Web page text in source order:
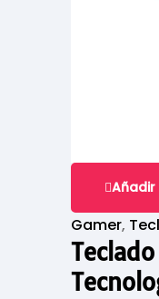
Gamer,